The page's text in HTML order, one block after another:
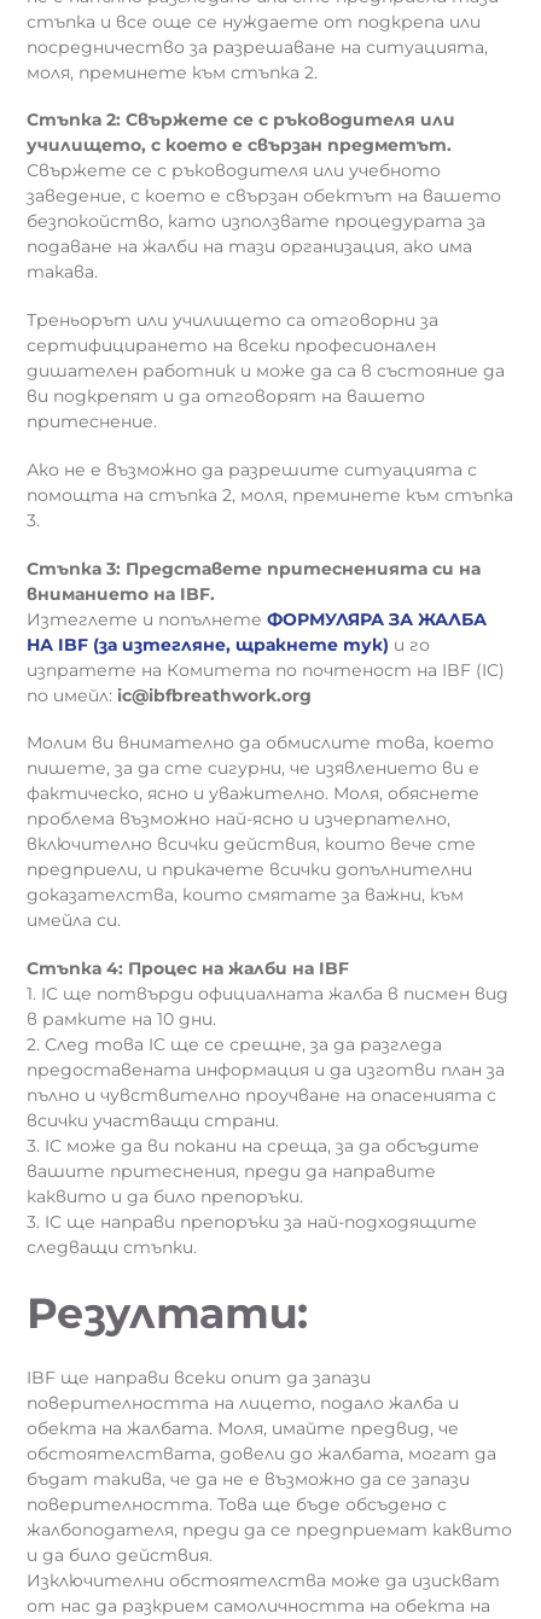
стъпка и все още се нуждаете от подкрепа или
посредничество за разрешаване на ситуацията,
моля, преминете към стъпка 2.
Стъпка 2: Свържете се с ръководителя или
училището, с което е свързан предметът.
Свържете се с ръководителя или учебното
заведение, с което е свързан обектът на вашето
безпокойство, като използвате процедурата за
подаване на жалби на тази организация, ако има
такава.
Треньорът или училището са отговорни за
сертифицирането на всеки професионален
дишателен работник и може да са в състояние да
ви подкрепят и да отговорят на вашето
притеснение.
Ако не е възможно да разрешите ситуацията с
помощта на стъпка 2, моля, преминете към стъпка
3.
Стъпка 3: Представете притесненията си на
вниманието на IBF.
Изтеглете и попълнетеФОРМУЛЯРА ЗА ЖАЛБА
НА IBF (за изтегляне, щракнете тук) и го
изпратете на Комитета по почтеност на IBF (IC)
по имейл: ic@ibfbreathwork.org
Молим ви внимателно да обмислите това, което
пишете, за да сте сигурни, че изявлението ви е
фактическо, ясно и уважително. Моля, обяснете
проблема възможно най-ясно и изчерпателно,
включително всички действия, които вече сте
предприели, и прикачете всички допълнителни
доказателства, които смятате за важни, към
имейла си.
Стъпка 4: Процес на жалби на IBF
1. IC ще потвърди официалната жалба в писмен вид
в рамките на 10 дни.
2. След това IC ще се срещне, за да разгледа
предоставената информация и да изготви план за
пълно и чувствително проучване на опасенията с
всички участващи страни.
3. IC може да ви покани на среща, за да обсъдите
вашите притеснения, преди да направите
каквито и да било препоръки.
3. IC ще направи препоръки за най-подходящите
следващи стъпки.
Резултати:
IBF ще направи всеки опит да запази
поверителността на лицето, подало жалба и
обекта на жалбата. Моля, имайте предвид, че
обстоятелствата, довели до жалбата, могат да
бъдат такива, че да не е възможно да се запази
поверителността. Това ще бъде обсъдено с
жалбоподателя, преди да се предприемат каквито
и да било действия.
Изключителни обстоятелства може да изискват
от нас да разкрием самоличността на обекта на